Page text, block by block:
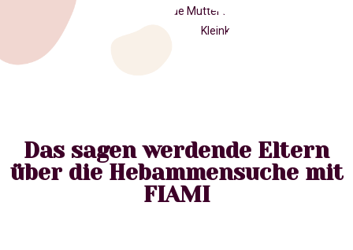
Das sagen werdende Eltern
über die Hebammensuche mit
FIAMI